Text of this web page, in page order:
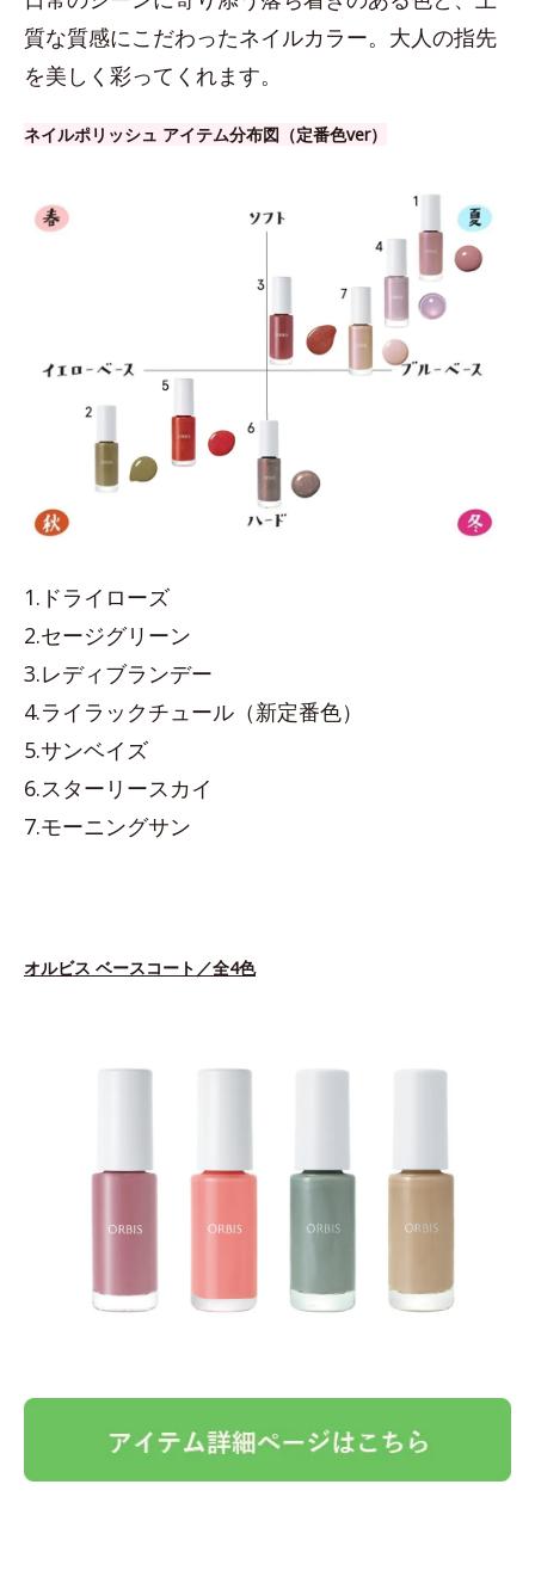
質な質感にこだわったネイルカラー。大人の指先
を美しく彩ってくれます。
ネイルポリッシュ アイテム分布図（定番色ver）
1.ドライローズ
2.セージグリーン
3.レディブランデー
4.ライラックチュール（新定番色）
5.サンベイズ
6.スターリースカイ
7.モーニングサン
オルビス ベースコート／全4色